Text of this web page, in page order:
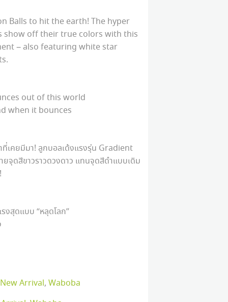
Balls to hit the earth! The hyper
show off their true colors with this
– also featuring white star
out of this world
when it bounces
เคยมีมา! ลูกบอลเด้งแรงรุ่น Gradient
ยจุดสีขาวราวดวงดาว แทนจุดสีดำแบบเดิม
งสุดแบบ “หลุดโลก”
New Arrival, Waboba